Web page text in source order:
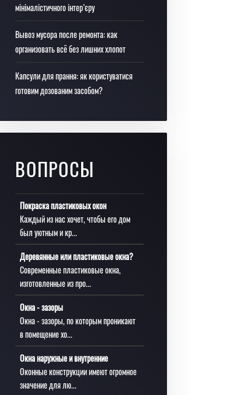
мінімалістичного інтер’єру
Вывоз мусора после ремонта: как
организовать всё без лишних хлопот
Капсули для прання: як користуватися
готовим дозованим засобом?
ВОПРОСЫ
Покраска пластиковых окон
Каждый из нас хочет, чтобы его дом
был уютным и кр...
Деревянные или пластиковые окна?
Современные пластиковые окна,
изготовленные из про...
Окна - зазоры
Окна - зазоры, по которым проникают
в помещение хо...
Окна наружные и внутренние
Оконные конструкции имеют огромное
значение для лю...